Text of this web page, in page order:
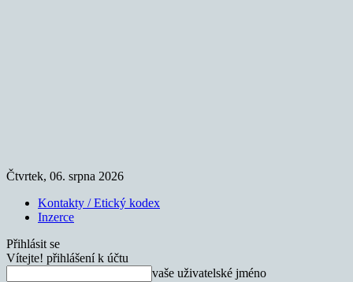
Čtvrtek, 06. srpna 2026
Kontakty / Etický kodex
Inzerce
Přihlásit se
Vítejte! přihlášení k účtu
vaše uživatelské jméno